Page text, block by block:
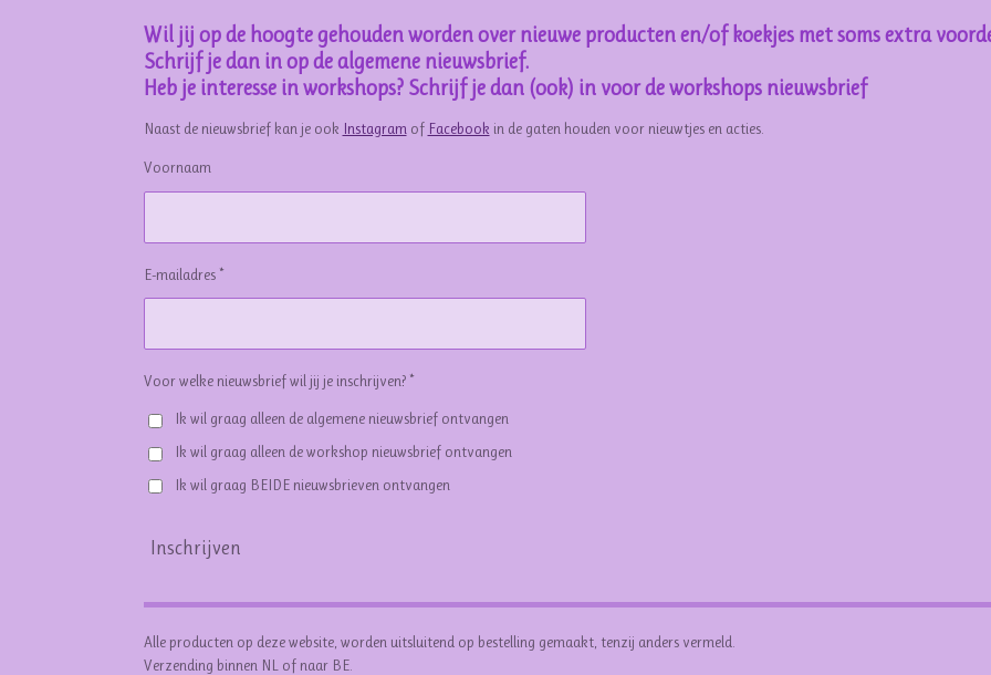
Wil jij op de hoogte gehouden worden over nieuwe producten en/of koekjes met soms extra
Schrijf je dan in op de algemene nieuwsbrief.
Heb je interesse in workshops? Schrijf je dan (ook) in voor de workshops nieuwsbrief
Naast de nieuwsbrief kan je ook Instagramof Facebook in de gaten houden voor nieuwtjes en acties.
Voornaam
E-mailadres *
Voor welke nieuwsbrief wil jij je inschrijven? *
Ik wil graag alleen de algemene nieuwsbrief ontvangen
Ik wil graag alleen de workshop nieuwsbrief ontvangen
Ik wil graag BEIDE nieuwsbrieven ontvangen
Inschrijven
Alle producten op deze website, worden uitsluitend op bestelling gemaakt, tenzij anders vermeld.
Verzending binnen NL of naar BE.